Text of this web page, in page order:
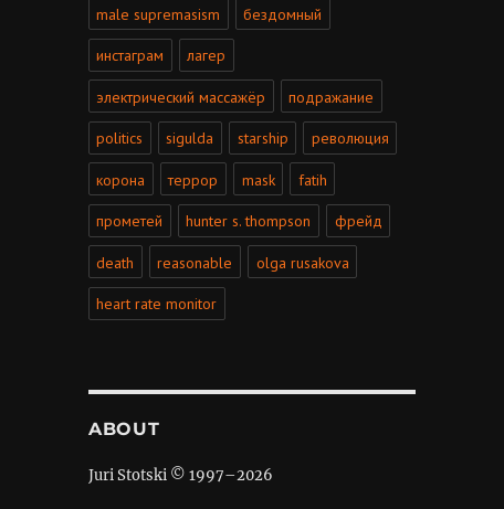
male supremasism бездомный
инстаграм лагер
электрический массажёр подражание
politics sigulda starship революция
корона террор mask fatih
прометей hunter s. thompson фрейд
death reasonable olga rusakova
heart rate monitor
ABOUT
Juri Stotski © 1997–2026